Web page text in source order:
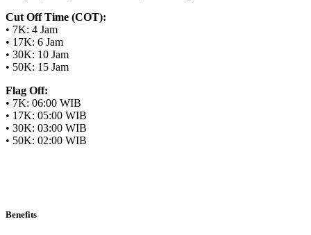
Cut Off Time (COT):
• 7K: 4 Jam
• 17K: 6 Jam
• 30K: 10 Jam
• 50K: 15 Jam
Flag Off:
• 7K: 06:00 WIB
• 17K: 05:00 WIB
• 30K: 03:00 WIB
• 50K: 02:00 WIB
Benefits